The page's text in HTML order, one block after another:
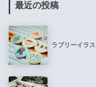
最近の投稿
ラブリーイラス